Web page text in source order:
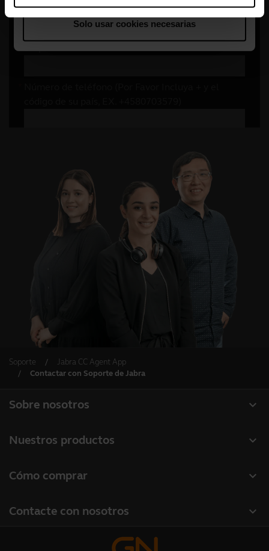
Soporte
Jabra CC Agent App
Contactar con Soporte de Jabra
expand_more
Sobre nosotros
Sostenibilidad
expand_more
Nuestros productos
Cámaras de conferencia
expand_more
Cómo comprar
expand_more
Contacte con nosotros